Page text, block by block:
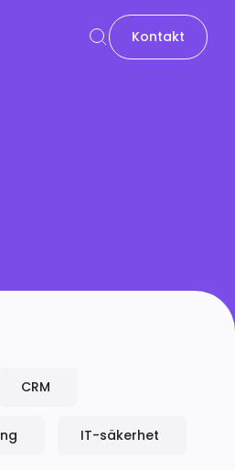
Kontakt
CRM
IT-säkerhet